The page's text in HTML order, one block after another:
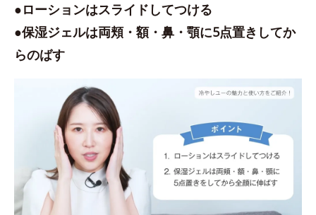
●ローションはスライドしてつける
●保湿ジェルは両頬・額・鼻・顎に5点置きしてか
らのばす